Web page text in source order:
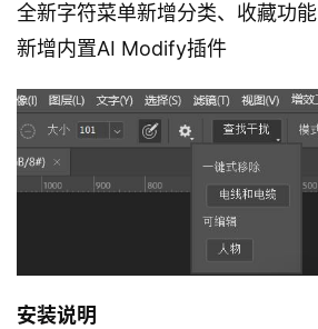
全新字符菜单新增分类、收藏功能
新增内置AI Modify插件
安装说明